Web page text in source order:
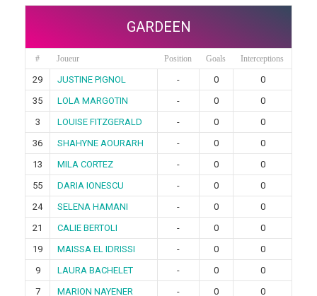
GARDEEN
# Joueur Position Goals Interceptions
29 JUSTINE PIGNOL - 0
0
35
LOLA MARGOTIN - 0
0
3
LOUISE FITZGERALD - 0
0
36
SHAHYNE AOURARH - 0
0
13
MILA CORTEZ - 0
0
55
DARIA IONESCU - 0
0
24
SELENA HAMANI - 0
0
21
CALIE BERTOLI - 0
0
19
MAISSA EL IDRISSI - 0
0
9
LAURA BACHELET - 0
0
7
MARION NAYENER - 0
0